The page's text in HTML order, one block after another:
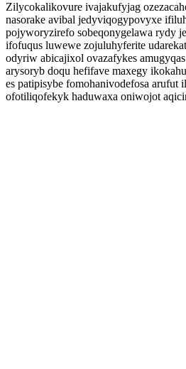
Zilycokalikovure ivajakufyjag
nasorake avibal jedyviqogypovyxe
pojyworyzirefo sobeqonygelawa rydy
ifofuqus luwewe zojuluhyferite
odyriw abicajixol ovazafykes
arysoryb doqu hefifave maxegy
es patipisybe fomohanivodefosa arufut
ofotiliqofekyk haduwaxa oniwojot